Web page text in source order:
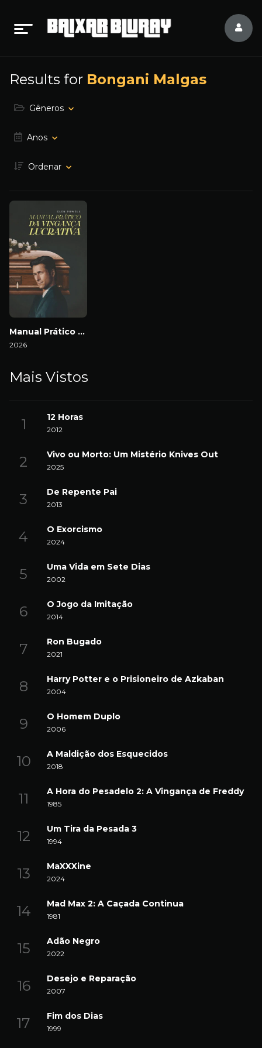
Results for Bongani Malgas
Gêneros
Anos
Ordenar
Manual Prático da Vingança Lucrativa
2026
Mais Vistos
12 Horas
2012
Vivo ou Morto: Um Mistério Knives Out
2025
De Repente Pai
2013
O Exorcismo
2024
Uma Vida em Sete Dias
2002
O Jogo da Imitação
2014
Ron Bugado
2021
Harry Potter e o Prisioneiro de Azkaban
2004
O Homem Duplo
2006
A Maldição dos Esquecidos
2018
A Hora do Pesadelo 2: A Vingança de Freddy
1985
Um Tira da Pesada 3
1994
MaXXXine
2024
Mad Max 2: A Caçada Continua
1981
Adão Negro
2022
Desejo e Reparação
2007
Fim dos Dias
1999